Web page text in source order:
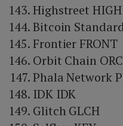
Highstreet HIGH
Bitcoin
Frontier FRONT
Orbit Chain ORC
Phala Network
IDK IDK
Glitch GLCH